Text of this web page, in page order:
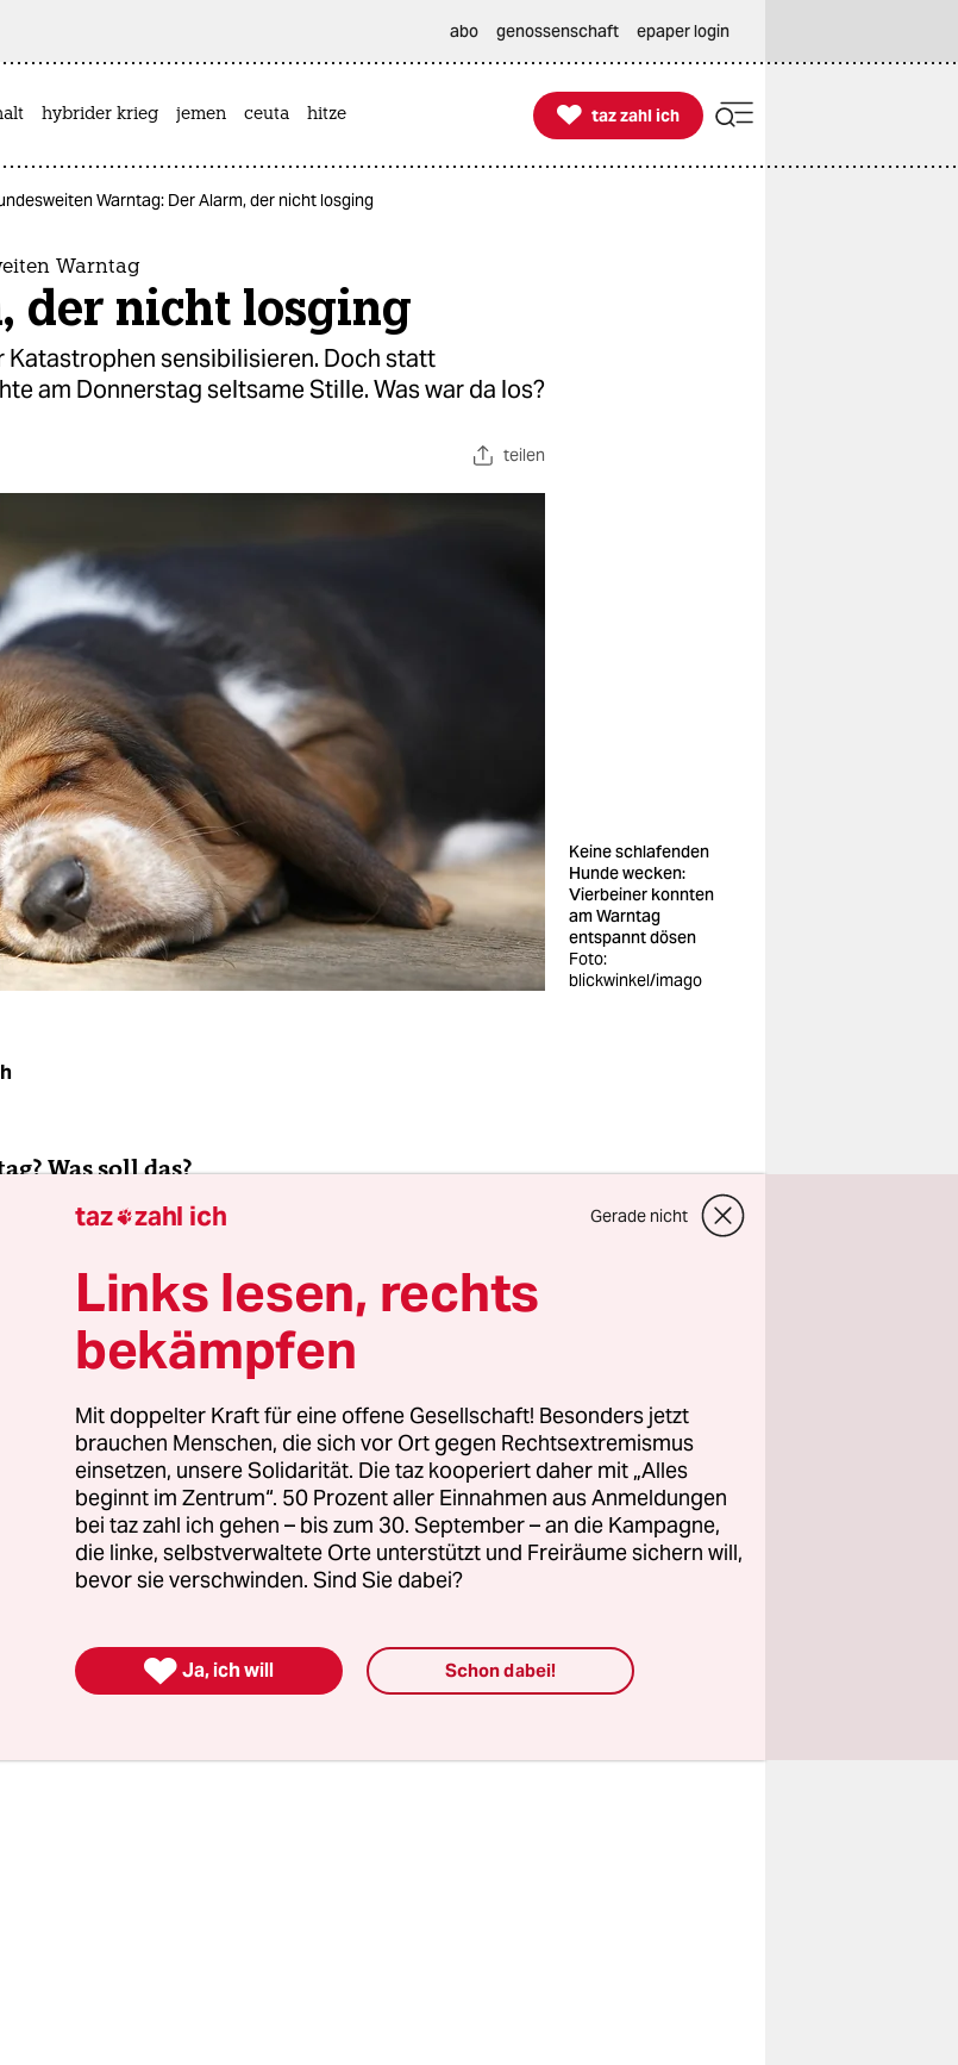
abo genossenschaft epaper login
hybrider krieg jemen ceuta hitze 
taz zahl ich
taz zahl ich
Warntag: Der Alarm, der nicht losging
Warntag
der nicht losging
Katastrophen sensibilisieren. Doch statt
am Donnerstag seltsame Stille. Was war da los?
teilen
Keine schlafenden
Hunde wecken:
Vierbeiner konnten
am Warntag
entspannt dösen
Foto:
blickwinkel/imago
Was soll das?
und Hysterie zu schüren. Das wäre
der Präsident desBundesamts für
Katastrophenhilfe, kurz BBK, Christoph
Der erste bundesweite Warntag seit 30
also keine Panik in der Bevölkerung
das Thema „Warnung vor Katastrophen“
das BBK, durch den Klimawandel habe etwa
Wetterlagen wie Hitzewellen und
zugenommen. Aber auch auf Chemieunfälle
wolle man besser vorbereitet sein. Hat allerdings
taz zahl ich Gerade nicht
Links lesen, rechts
bekämpfen
Mit doppelter Kraft für eine offene Gesellschaft! Besonders jetzt
brauchen Menschen, die sich vor Ort gegen Rechtsextremismus
einsetzen, unsere Solidarität. Die taz kooperiert daher mit „Alles
beginnt im Zentrum“. 50 Prozent aller Einnahmen aus Anmeldungen
bei taz zahl ich gehen – bis zum 30. September – an die Kampagne,
die linke, selbstverwaltete Orte unterstützt und Freiräume sichern will,
bevor sie verschwinden. Sind Sie dabei?
 Ja, ich will Schon dabei!